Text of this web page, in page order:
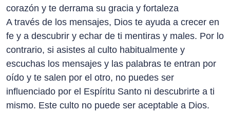
corazón y te derrama su gracia y fortaleza
A través de los mensajes, Dios te ayuda a crecer en
fe y a descubrir y echar de ti mentiras y males. Por lo
contrario, si asistes al culto habitualmente y
escuchas los mensajes y las palabras te entran por
oído y te salen por el otro, no puedes ser
influenciado por el Espíritu Santo ni descubrirte a ti
mismo. Este culto no puede ser aceptable a Dios.